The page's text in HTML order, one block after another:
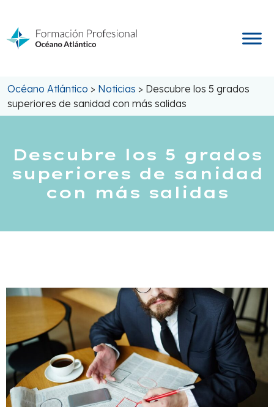
contenido
Océano Atlántico > Noticias > Descubre los 5 grados
superiores de sanidad con más salidas
Descubre los 5 grados
superiores de sanidad
con más salidas